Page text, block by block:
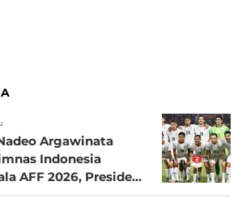
Argawinata
Indonesia
AFF 2026, Presiden